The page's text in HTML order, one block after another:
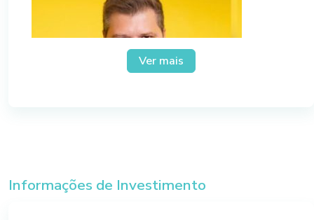
Ver mais
Informações de Investimento